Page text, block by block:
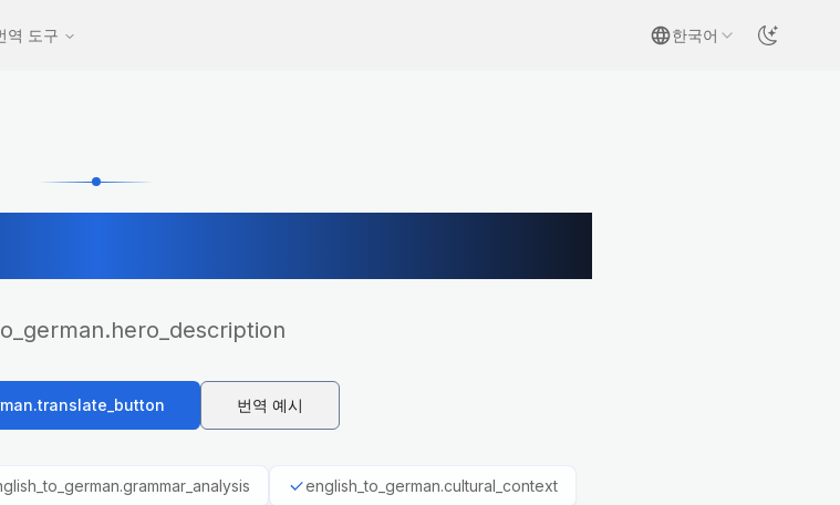
역 도구 한국어
번역 예시
english_to_german.cultural_context